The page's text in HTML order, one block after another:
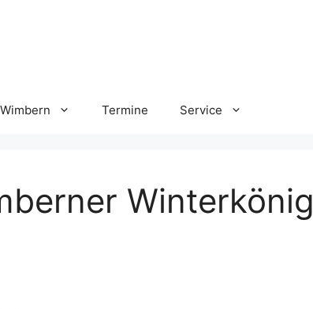
Termine Service
Winterkönig